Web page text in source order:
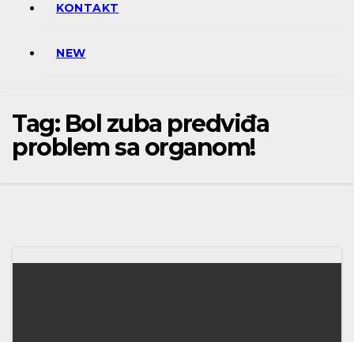
KONTAKT
NEW
Tag: Bol zuba predviđa
problem sa organom!